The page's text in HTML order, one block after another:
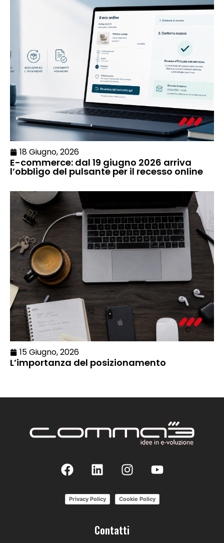
18 Giugno, 2026
E-commerce: dal 19 giugno 2026 arriva
l’obbligo del pulsante per il recesso online
15 Giugno, 2026
L’importanza del posizionamento
Privacy Policy Cookie Policy
Contatti